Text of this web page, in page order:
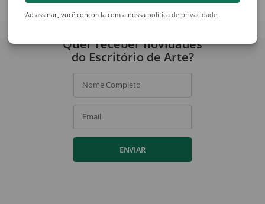
Ver acervo
Ao assinar, você concorda com a nossa política de privacidade.
Quer receber novidades
do Escritório de Arte?
Nome Completo
Email
ENVIAR